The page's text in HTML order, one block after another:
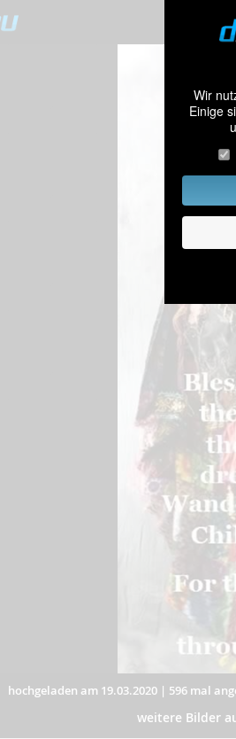
Wir
Einige
hochgeladen am 19.03.2020 | 596 mal
weitere Bilder